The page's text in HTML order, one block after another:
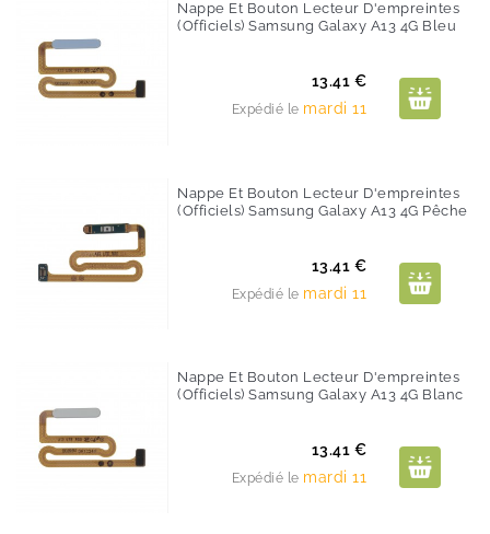
Nappe Et Bouton Lecteur D'empreintes
(Officiels) Samsung Galaxy A13 4G Bleu
Prix
13.41 €
Expédié le mardi 11
Nappe Et Bouton Lecteur D'empreintes
(Officiels) Samsung Galaxy A13 4G Pêche
Prix
13.41 €
Expédié le mardi 11
Nappe Et Bouton Lecteur D'empreintes
(Officiels) Samsung Galaxy A13 4G Blanc
Prix
13.41 €
Expédié le mardi 11